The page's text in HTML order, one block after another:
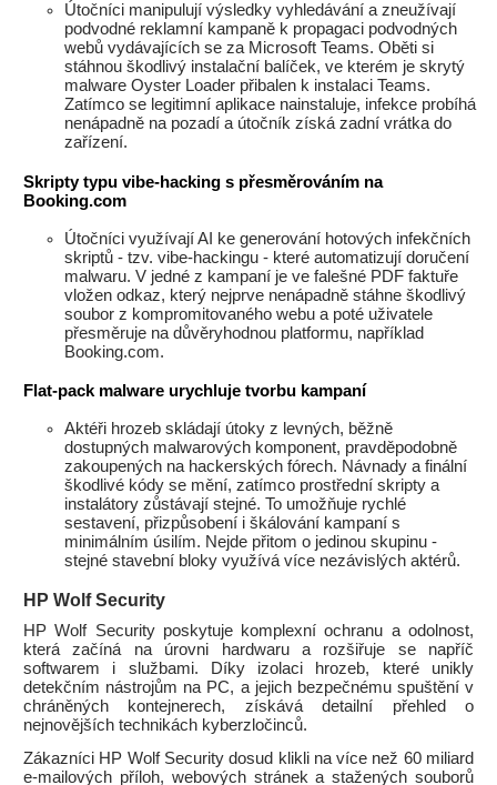
Útočníci manipulují výsledky vyhledávání a zneužívají
podvodné reklamní kampaně k propagaci podvodných
webů vydávajících se za Microsoft Teams. Oběti si
stáhnou škodlivý instalační balíček, ve kterém je skrytý
malware Oyster Loader přibalen k instalaci Teams.
Zatímco se legitimní aplikace nainstaluje, infekce probíhá
nenápadně na pozadí a útočník získá zadní vrátka do
zařízení.
Skripty typu vibe-hacking s přesměrováním na
Booking.com
Útočníci využívají AI ke generování hotových infekčních
skriptů - tzv. vibe-hackingu - které automatizují doručení
malwaru. V jedné z kampaní je ve falešné PDF faktuře
vložen odkaz, který nejprve nenápadně stáhne škodlivý
soubor z kompromitovaného webu a poté uživatele
přesměruje na důvěryhodnou platformu, například
Booking.com.
Flat-pack malware urychluje tvorbu kampaní
Aktéři hrozeb skládají útoky z levných, běžně
dostupných malwarových komponent, pravděpodobně
zakoupených na hackerských fórech. Návnady a finální
škodlivé kódy se mění, zatímco prostřední skripty a
instalátory zůstávají stejné. To umožňuje rychlé
sestavení, přizpůsobení i škálování kampaní s
minimálním úsilím. Nejde přitom o jedinou skupinu -
stejné stavební bloky využívá více nezávislých aktérů.
HP Wolf Security
HP Wolf Security poskytuje komplexní ochranu a odolnost,
která začíná na úrovni hardwaru a rozšiřuje se napříč
softwarem i službami. Díky izolaci hrozeb, které unikly
detekčním nástrojům na PC, a jejich bezpečnému spuštění v
chráněných kontejnerech, získává detailní přehled o
nejnovějších technikách kyberzločinců.
Zákazníci HP Wolf Security dosud klikli na více než 60 miliard
e-mailových příloh, webových stránek a stažených souborů